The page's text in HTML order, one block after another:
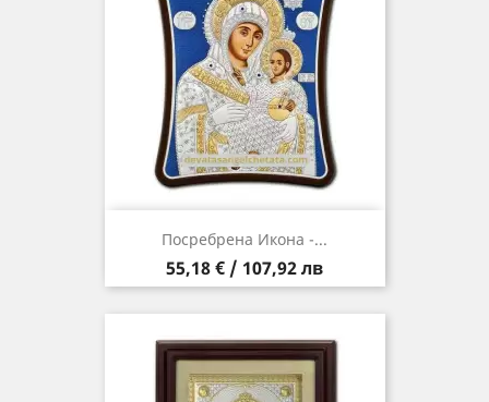
Посребрена Икона -...
Цена
55,18 € / 107,92 лв